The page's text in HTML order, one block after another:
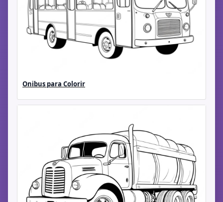
Onibus para Colorir